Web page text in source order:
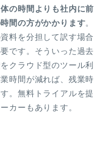
の時間よりも社内に前
間の方がかかります。
料を分担して訳す場合
です。そういった過去
クラウド型のツール利
時間が減れば、残業時
。無料トライアルを提
カーもあります。